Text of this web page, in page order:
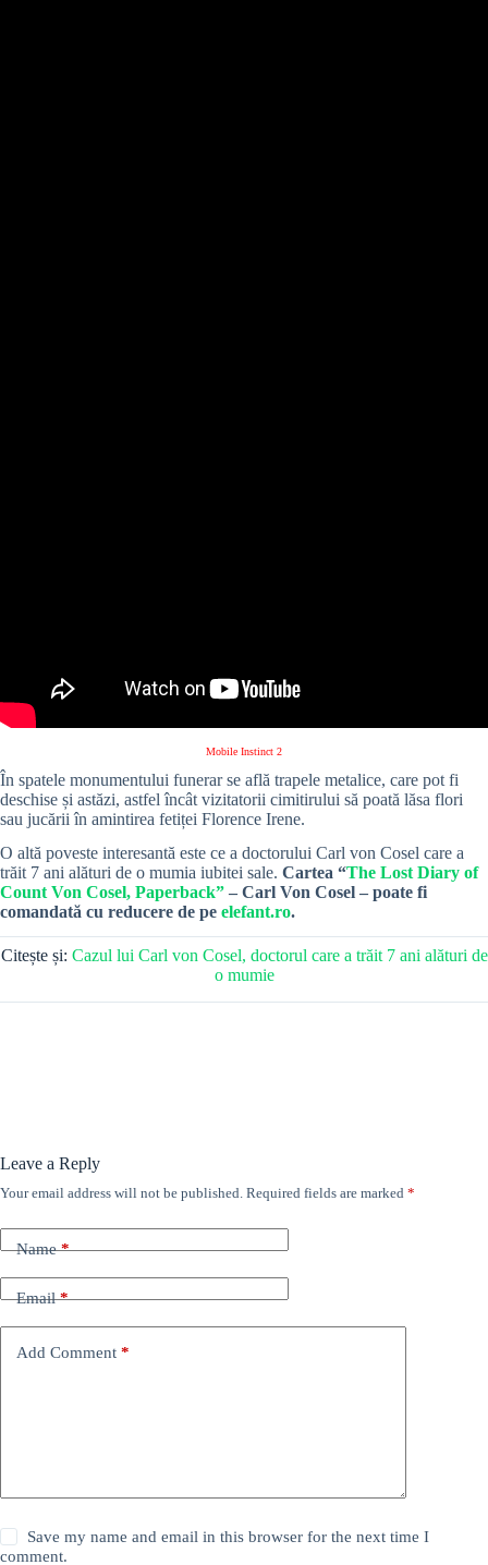
Mobile Instinct 2
În spatele monumentului funerar se află trapele metalice, care pot fi
deschise și astăzi, astfel încât vizitatorii cimitirului să poată lăsa flori
sau jucării în amintirea fetiței Florence Irene.
O altă poveste interesantă este ce a doctorului Carl von Cosel care a
trăit 7 ani alături de o mumia iubitei sale. Cartea “The Lost Diary of
Count Von Cosel, Paperback” – Carl Von Cosel – poate fi
comandată cu reducere de pe elefant.ro.
Citește și: Cazul lui Carl von Cosel, doctorul care a trăit 7 ani alături de
o mumie
Leave a Reply
Your email address will not be published. Required fields are marked *
Name*
Email*
Add Comment *
Save my name and email in this browser for the next time I
comment.